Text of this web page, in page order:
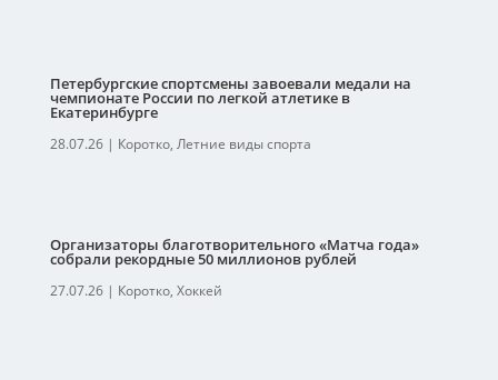
Петербургские спортсмены завоевали медали на
чемпионате России по легкой атлетике в
Екатеринбурге
28.07.26| Коротко, Летние виды спорта
Организаторы благотворительного «Матча года»
собрали рекордные 50 миллионов рублей
27.07.26| Коротко, Хоккей